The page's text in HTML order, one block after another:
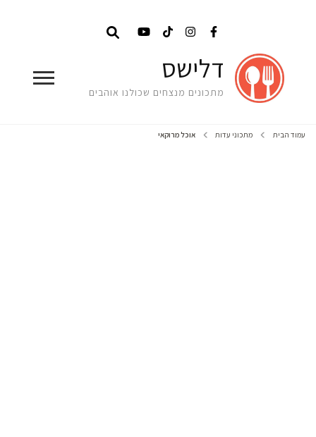
דלישס
מתכונים מנצחים שכולנו אוהבים
עמוד הבית מתכוני עדות אוכל מרוקאי